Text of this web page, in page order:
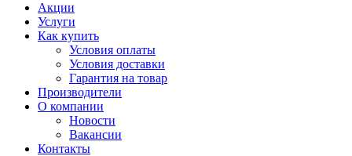
Акции
Услуги
Как купить
Условия оплаты
Условия доставки
Гарантия на товар
Производители
О компании
Новости
Вакансии
Контакты